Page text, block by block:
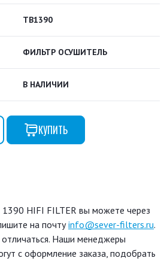
TB1390
ФИЛЬТР ОСУШИТЕЛЬ
В НАЛИЧИИ
КУПИТЬ
HIFI FILTER вы можете через
на почтуinfo@sever-filters.ru.
Наши менеджеры
с оформление заказа, подобрать